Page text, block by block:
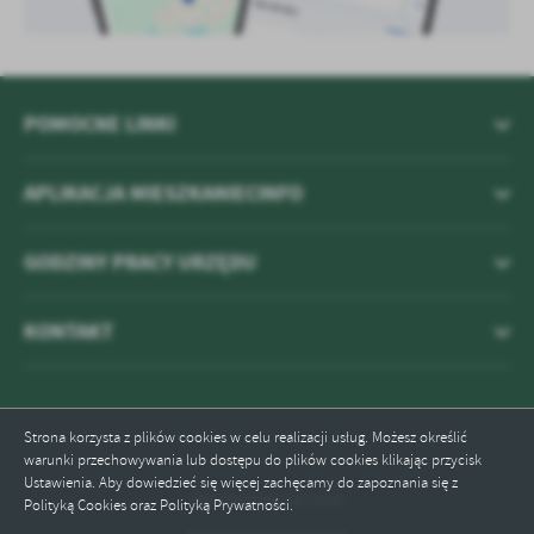
Strona korzysta z plików cookies w celu realizacji usług. Możesz określić
warunki przechowywania lub dostępu do plików cookies klikając przycisk
Ustawienia. Aby dowiedzieć się więcej zachęcamy do zapoznania się z
Polityką Cookies oraz Polityką Prywatności.
POMOCNE LINKI
APLIKACJA MIESZKANIECINFO
GODZINY PRACY URZĘDU
KONTAKT
Odwiedzin: 821656